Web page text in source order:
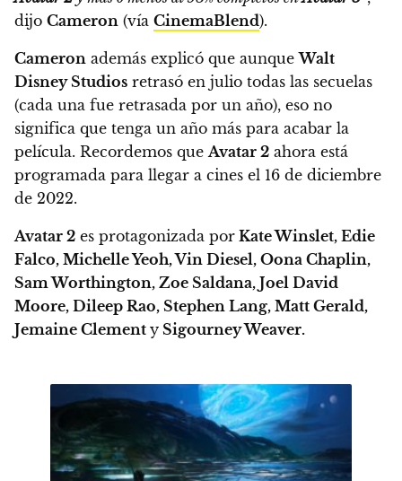
dijo Cameron (vía CinemaBlend).
Cameron además explicó que aunqueWalt
Disney Studios retrasó en julio todas las secuelas
(cada una fue retrasada por un año), eso no
significa que tenga un año más para acabar la
película. Recordemos que Avatar 2 ahora está
programada para llegar a cines el 16 de diciembre
de 2022.
Avatar 2 es protagonizada por Kate Winslet, Edie
Falco, Michelle Yeoh, Vin Diesel, Oona Chaplin,
Sam Worthington, Zoe Saldana, Joel David
Moore, Dileep Rao, Stephen Lang, Matt Gerald,
Jemaine Clement y Sigourney Weaver.